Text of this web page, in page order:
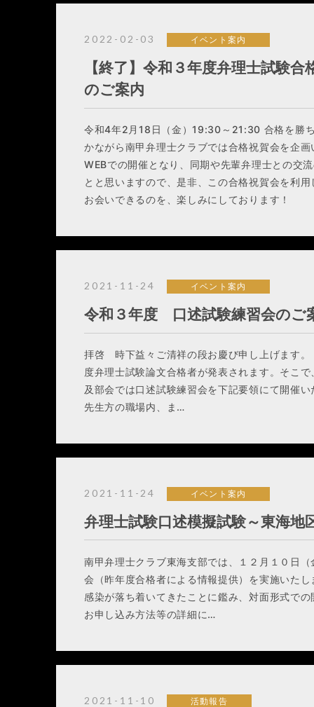
2022-02-03 イベント案内
【終了】令和３年度弁理士試験
のご案内
令和4年2月18日（金）19:30～21:30 合格を勝
かながら南甲弁理士クラブでは合格祝賀会を企
WEBでの開催となり、同期や先輩弁理士との交
とと思いますので、是非、この合格祝賀会を利
お会いできるのを、楽しみにしております！
2021-11-24 イベント案内
令和３年度 口述試験練習会のご
拝啓 時下益々ご清祥の段お慶び申し上げます
度弁理士試験論文合格者が発表されます。そこ
及部会では口述試験練習会を下記要領にて開催
先生方の職場内、ま…
2021-11-24 イベント案内
弁理士試験口述模擬試験～東海地
南甲弁理士クラブ東海支部では、１２月１０日
会（昨年度合格者による情報提供）を実施いた
感染が落ち着いてきたことに鑑み、対面形式で
お申し込み方法等の詳細に…
2021-11-10 活動報告